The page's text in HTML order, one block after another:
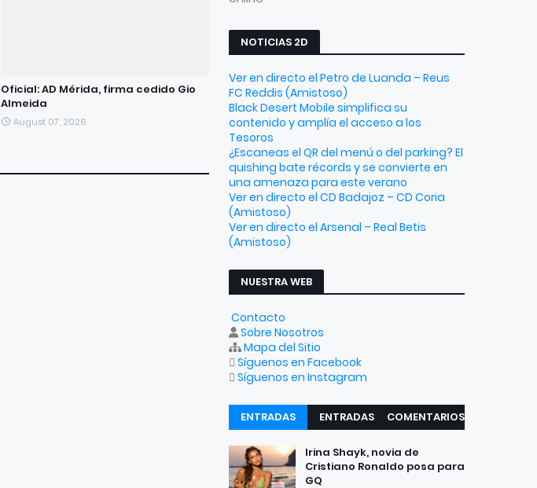
Oficial: AD Mérida, firma cedido Gio
Almeida
August 07, 2026
NOTICIAS 2D
Ver en directo el Petro de Luanda – Reus
FC Reddis (Amistoso)
Black Desert Mobile simplifica su
contenido y amplía el acceso a los
Tesoros
¿Escaneas el QR del menú o del parking? El
quishing bate récords y se convierte en
una amenaza para este verano
Ver en directo el CD Badajoz – CD Coria
(Amistoso)
Ver en directo el Arsenal – Real Betis
(Amistoso)
NUESTRA WEB
Contacto
Sobre Nosotros
Mapa del Sitio
Síguenos en Facebook
Síguenos en Instagram
ENTRADAS
RECIENTES
ENTRADAS
COMENTARIOS
Irina Shayk, novia de
Cristiano Ronaldo posa para
GQ